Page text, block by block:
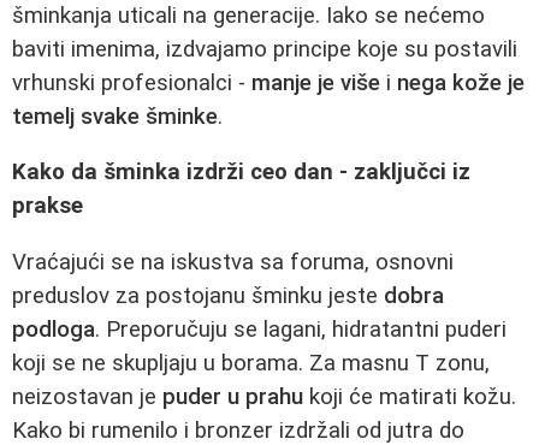
šminkanja uticali na generacije. Iako se nećemo
baviti imenima, izdvajamo principe koje su postavili
vrhunski profesionalci - manje je više i nega kože je
temelj svake šminke.
Kako da šminka izdrži ceo dan - zaključci iz
prakse
Vraćajući se na iskustva sa foruma, osnovni
preduslov za postojanu šminku jeste dobra
podloga. Preporučuju se lagani, hidratantni puderi
koji se ne skupljaju u borama. Za masnu T zonu,
neizostavan je puder u prahu koji će matirati kožu.
Kako bi rumenilo i bronzer izdržali od jutra do